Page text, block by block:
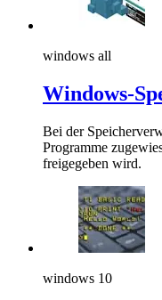
windows all
Windows-
Bei der
Programme
freigegeben wird.
windows 10